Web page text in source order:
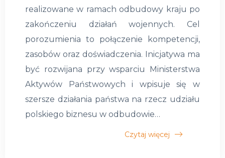
realizowane w ramach odbudowy kraju po
zakończeniu działań wojennych. Cel
porozumienia to połączenie kompetencji,
zasobów oraz doświadczenia. Inicjatywa ma
być rozwijana przy wsparciu Ministerstwa
Aktywów Państwowych i wpisuje się w
szersze działania państwa na rzecz udziału
polskiego biznesu w odbudowie…
Czytaj więcej